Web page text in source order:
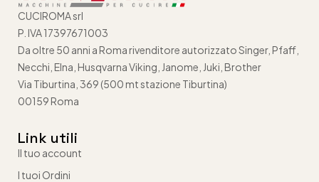
CUCIROMA srl
P. IVA 17397671003
Da oltre 50 anni a Roma rivenditore autorizzato Singer, Pfaff,
Necchi, Elna, Husqvarna Viking, Janome, Juki, Brother
Via Tiburtina, 369 (500 mt stazione Tiburtina)
00159 Roma
Link utili
Il tuo account
I tuoi Ordini